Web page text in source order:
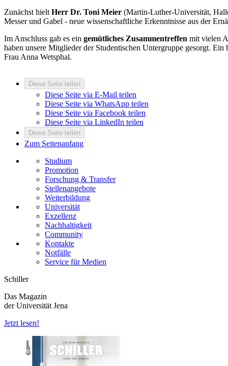
Zunächst hielt Herr Dr. Toni Meier (Martin-Luther-Universität,
Messer und Gabel - neue wissenschaftliche Erkenntnisse aus der
Im Anschluss gab es ein gemütliches Zusammentreffen mit vielen
haben unsere Mitglieder der Studentischen Untergruppe gesorgt.
Frau Anna Wetsphal.
Diese Seite teilen
Diese Seite via E-Mail teilen
Diese Seite via WhatsApp teilen
Diese Seite via Facebook teilen
Diese Seite via LinkedIn teilen
Diese Seite teilen
Zum Seitenanfang
Studium
Promotion
Forschung & Transfer
Stellenangebote
Weiterbildung
Universität
Exzellenz
Nachhaltigkeit
Community
Kontakte
Notfälle
Service für Medien
Schiller
Das Magazin
der Universität Jena
Jetzt lesen!